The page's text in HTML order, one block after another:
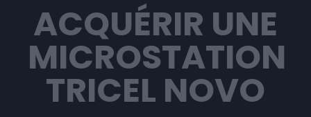
ACQUÉRIR UNE
MICROSTATION
TRICEL NOVO